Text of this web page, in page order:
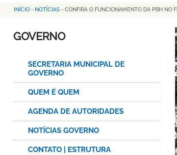
Trilha
de
INÍCIO - NOTÍCIAS - CONFIRA O FUNCIONAMENTO DA PBH NO
GOVERNO
SECRETARIA MUNICIPAL DE
GOVERNO
QUEM É QUEM
AGENDA DE AUTORIDADES
NOTÍCIAS GOVERNO
CONTATO | ESTRUTURA